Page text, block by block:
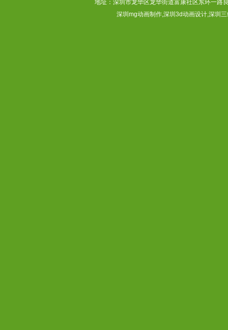
地址：深圳市龙华区龙华街道富康社区东环一
深圳mg动画制作,深圳3d动画设计,深圳